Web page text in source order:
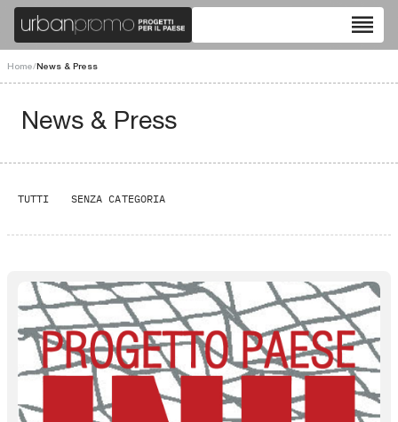
reorder
Home/News & Press
News & Press
TUTTI SENZA CATEGORIA